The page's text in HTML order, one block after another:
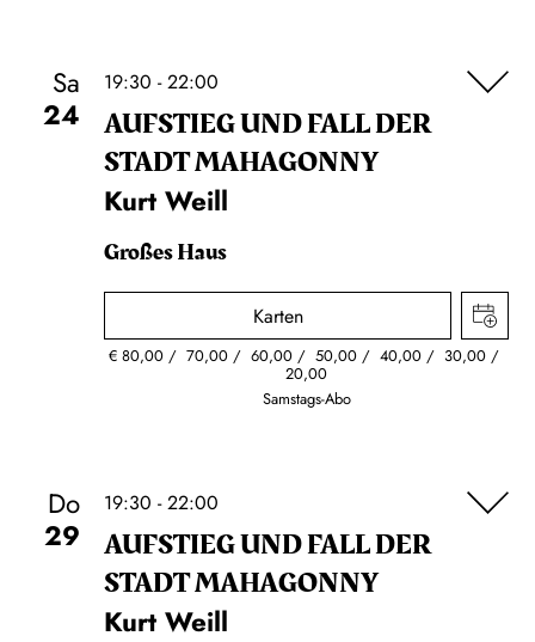
Sa
24
19:30 - 22:00
AUFSTIEG UND FALL DER
STADT MAHAGONNY
Kurt Weill
Großes Haus
Karten
€80,00 70,00 60,00 50,00 40,00 30,00
20,00
Samstags-Abo
Do
29
19:30 - 22:00
AUFSTIEG UND FALL DER
STADT MAHAGONNY
Kurt Weill